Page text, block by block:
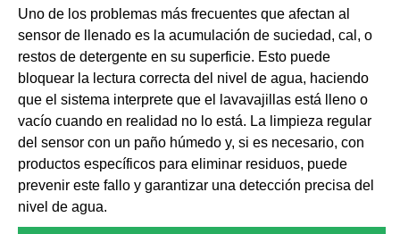
Uno de los problemas más frecuentes que afectan al
sensor de llenado es la acumulación de suciedad, cal, o
restos de detergente en su superficie. Esto puede
bloquear la lectura correcta del nivel de agua, haciendo
que el sistema interprete que el lavavajillas está lleno o
vacío cuando en realidad no lo está. La limpieza regular
del sensor con un paño húmedo y, si es necesario, con
productos específicos para eliminar residuos, puede
prevenir este fallo y garantizar una detección precisa del
nivel de agua.